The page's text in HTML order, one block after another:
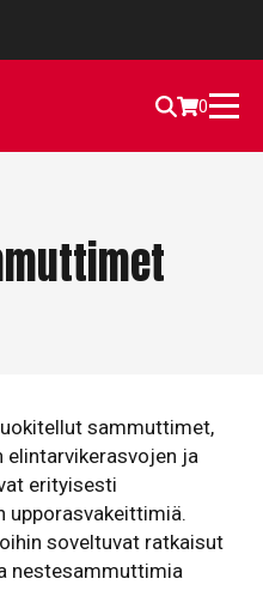
0
sammuttimet,
elintarvikerasvojen ja
erityisesti
upporasvakeittimiä.
soveltuvat ratkaisut
nestesammuttimia